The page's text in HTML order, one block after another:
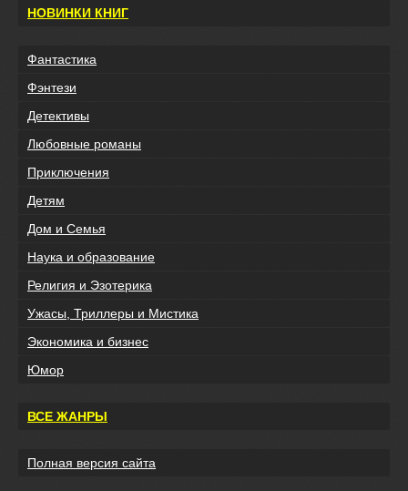
НОВИНКИ КНИГ
Фантастика
Фэнтези
Детективы
Любовные романы
Приключения
Детям
Дом и Семья
Наука и образование
Религия и Эзотерика
Ужасы, Триллеры и Мистика
Экономика и бизнес
Юмор
ВСЕ ЖАНРЫ
Полная версия сайта